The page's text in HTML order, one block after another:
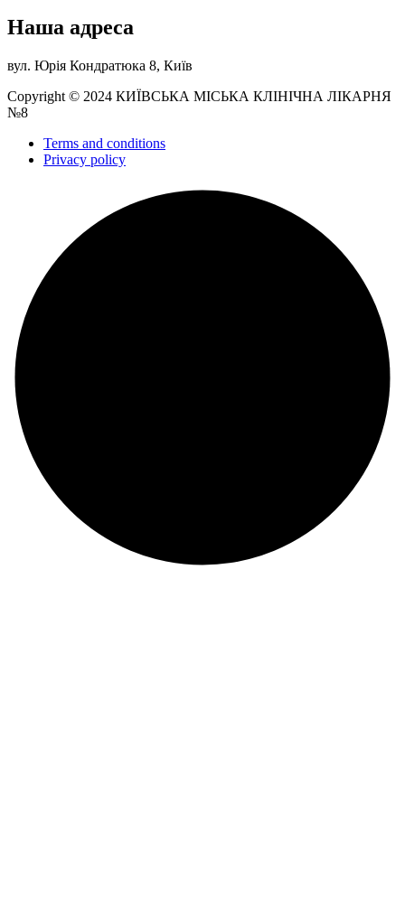
Наша адреса
вул. Юрія Кондратюка 8, Київ
Copyright © 2024 КИЇВСЬКА МІСЬКА КЛІНІЧНА ЛІКАРНЯ
№8
Terms and conditions
Privacy policy